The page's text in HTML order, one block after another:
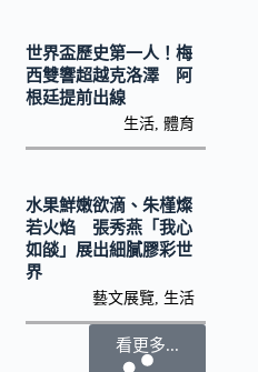
世界盃歷史第一人！梅
西雙響超越克洛澤 阿
根廷提前出線
生活 ,體育
水果鮮嫩欲滴、朱槿燦
若火焰 張秀燕「我心
如燄」展出細膩膠彩世
界
藝文展覽 生活
看更多...